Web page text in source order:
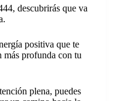
descubrirás que va
positiva que te
más profunda con tu
plena, puedes